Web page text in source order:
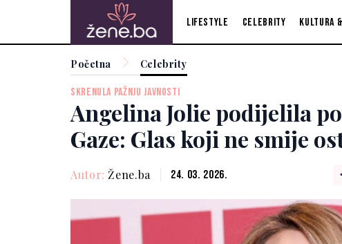
Lifestyle Celebrity Kultura
Početna Celebrity
SKRENULA PAŽNJU JAVNOSTI
Angelina Jolie podijelila
Gaze: Glas koji ne smije
Autor: Žene.ba 24. 03. 2026.